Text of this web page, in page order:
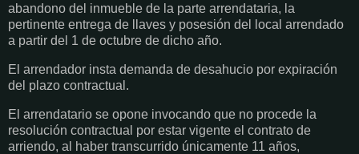
abandono del inmueble de la parte arrendataria, la
pertinente entrega de llaves y posesión del local arrendado
a partir del 1 de octubre de dicho año.
El arrendador insta demanda de desahucio por expiración
del plazo contractual.
El arrendatario se opone invocando que no procede la
resolución contractual por estar vigente el contrato de
arriendo, al haber transcurrido únicamente 11 años,